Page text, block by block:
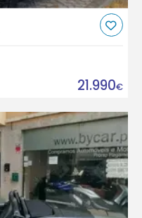
21.990€